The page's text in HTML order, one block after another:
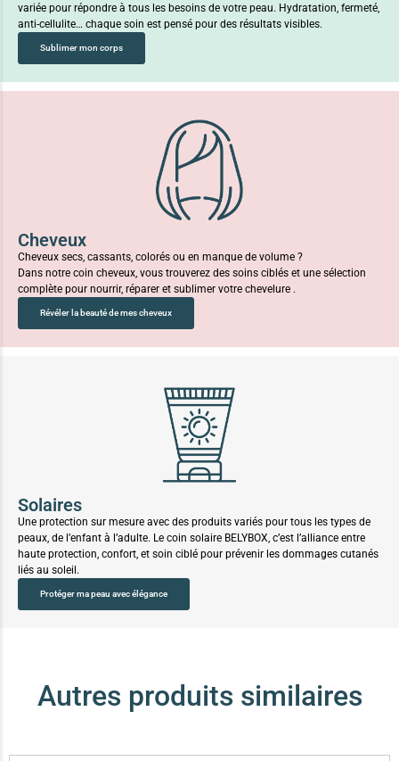
variée pour répondre à tous les besoins de votre peau. Hydratation, fermeté,
anti-cellulite… chaque soin est pensé pour des résultats visibles.
Sublimer mon corps
Cheveux
Cheveux secs, cassants, colorés ou en manque de volume ?
Dans notre coin cheveux, vous trouverez des soins ciblés et une sélection
complète pour nourrir, réparer et sublimer votre chevelure .
Révéler la beauté de mes cheveux
Solaires
Une protection sur mesure avec des produits variés pour tous les types de
peaux, de l’enfant à l’adulte. Le coin solaire BELYBOX, c’est l’alliance entre
haute protection, confort, et soin ciblé pour prévenir les dommages cutanés
liés au soleil.
Protéger ma peau avec élégance
Autres produits similaires